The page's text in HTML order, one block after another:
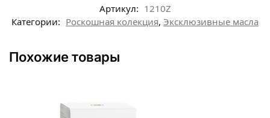
Артикул: 1210Z
Категории: Роскошная колекция, Эксклюзивные масла
Похожие товары